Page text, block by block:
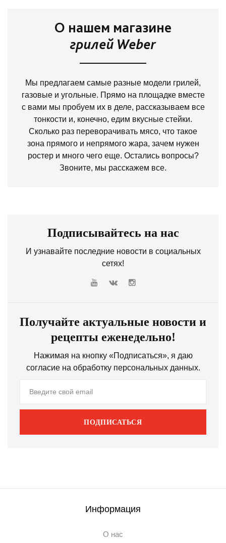
О нашем магазине
грилей Weber
Мы предлагаем самые разные модели грилей,
газовые и угольные. Прямо на площадке вместе
с вами мы пробуем их в деле, рассказываем все
тонкости и, конечно, едим вкусные стейки.
Сколько раз переворачивать мясо, что такое
зона прямого и непрямого жара, зачем нужен
ростер и много чего еще. Остались вопросы?
Звоните, мы расскажем все.
Подписывайтесь на нас
И узнавайте последние новости в социальных
сетях!
Получайте актуальные новости и
рецепты еженедельно!
Нажимая на кнопку «Подписаться», я даю
согласие на обработку персональных данных.
ПОДПИСАТЬСЯ
Информация
О нас